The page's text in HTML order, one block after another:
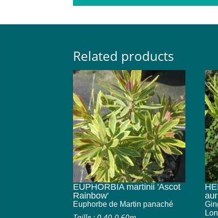
Related products
EUPHORBIA martinii 'Ascot
Rainbow'
Euphorbe de Martin panaché